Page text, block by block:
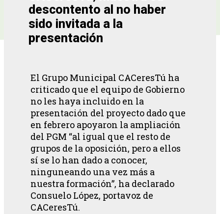
descontento al no haber
sido invitada a la
presentación
El Grupo Municipal CACeresTú ha
criticado que el equipo de Gobierno
no les haya incluido en la
presentación del proyecto dado que
en febrero apoyaron la ampliación
del PGM “al igual que el resto de
grupos de la oposición, pero a ellos
sí se lo han dado a conocer,
ninguneando una vez más a
nuestra formación”, ha declarado
Consuelo López, portavoz de
CACeresTú.